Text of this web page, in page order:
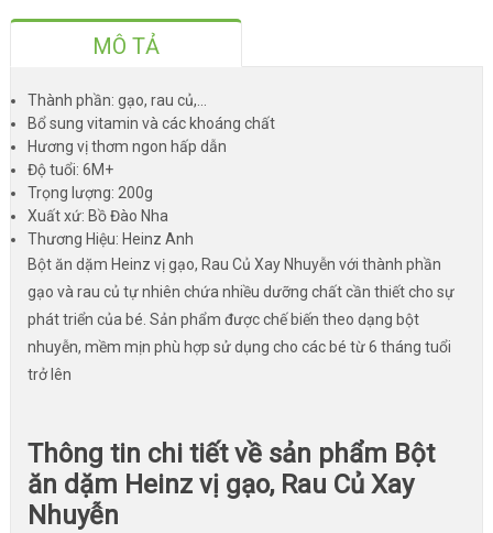
MÔ TẢ
Thành phần: gạo, rau củ,...
Bổ sung vitamin và các khoáng chất
Hương vị thơm ngon hấp dẫn
Độ tuổi: 6M+
Trọng lượng: 200g
Xuất xứ: Bồ Đào Nha
Thương Hiệu: Heinz Anh
Bột ăn dặm Heinz vị gạo, Rau Củ Xay Nhuyễn với thành phần
gạo và rau củ tự nhiên chứa nhiều dưỡng chất cần thiết cho sự
phát triển của bé. Sản phẩm được chế biến theo dạng bột
nhuyễn, mềm mịn phù hợp sử dụng cho các bé từ 6 tháng tuổi
trở lên
Thông tin chi tiết về sản phẩm Bột
ăn dặm Heinz vị gạo, Rau Củ Xay
Nhuyễn